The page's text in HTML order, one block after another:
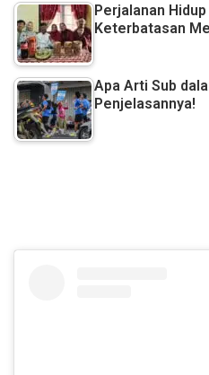
Perjalanan
Keterbatasan
Apa Arti Sub
Penjelasannya!